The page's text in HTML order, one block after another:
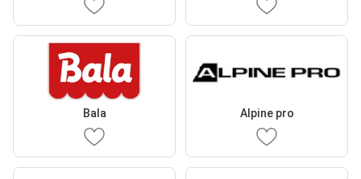
Bala Alpine pro